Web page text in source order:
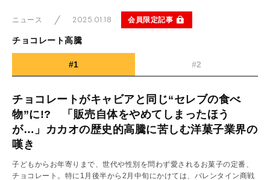
ニュース 2025.01.18 会員限定記事
チョコレート高騰
#1 #2
チョコレートがキャビアと同じ“セレブの食べ
物”に!? 「販売自体をやめてしまったほう
が…」カカオの歴史的高騰に苦しむ洋菓子業界の
嘆き
子どもからお年寄りまで、世代や性別を問わず愛されるお菓子の定番、
チョコレート。特に1月後半から2月中旬にかけては、バレンタイン商戦